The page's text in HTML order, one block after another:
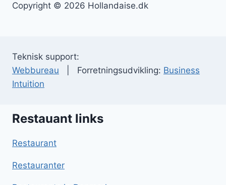
Copyright © 2026 Hollandaise.dk
Teknisk support:
Webbureau | Forretningsudvikling: Business
Intuition
Restauant links
Restaurant
Restauranter